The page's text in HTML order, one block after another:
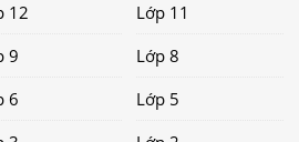
12
Lớp 11
9
Lớp 8
6
Lớp 5